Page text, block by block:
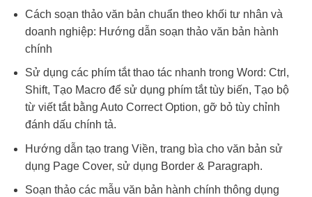
Cách soạn thảo văn bản chuẩn theo khối tư nhân và
doanh nghiệp: Hướng dẫn soạn thảo văn bản hành
chính
Sử dụng các phím tắt thao tác nhanh trong Word: Ctrl,
Shift, Tạo Macro để sử dụng phím tắt tùy biến, Tạo bộ
từ viết tắt bằng Auto Correct Option, gỡ bỏ tùy chỉnh
đánh dấu chính tả.
Hướng dẫn tạo trang Viền, trang bìa cho văn bản sử
dụng Page Cover, sử dụng Border & Paragraph.
Soạn thảo các mẫu văn bản hành chính thông dụng